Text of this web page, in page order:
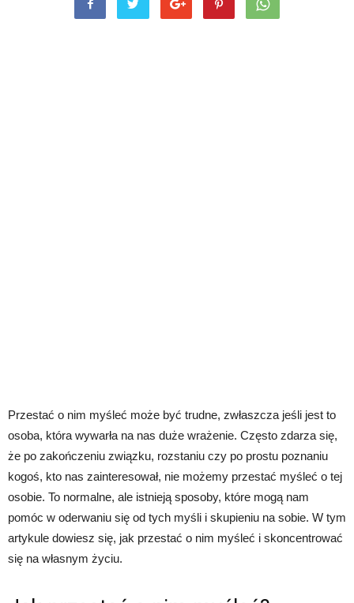
Przestać o nim myśleć może być trudne, zwłaszcza jeśli jest to
osoba, która wywarła na nas duże wrażenie. Często zdarza się,
że po zakończeniu związku, rozstaniu czy po prostu poznaniu
kogoś, kto nas zainteresował, nie możemy przestać myśleć o tej
osobie. To normalne, ale istnieją sposoby, które mogą nam
pomóc w oderwaniu się od tych myśli i skupieniu na sobie. W tym
artykule dowiesz się, jak przestać o nim myśleć i skoncentrować
się na własnym życiu.